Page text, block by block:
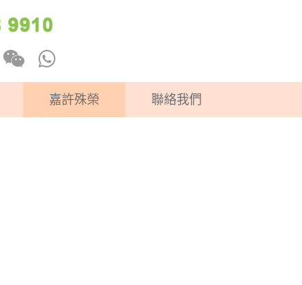
嘉許殊榮 聯絡我們